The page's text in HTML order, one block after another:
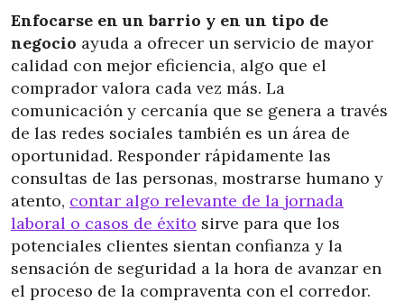
Enfocarse en un barrio y en un tipo de
negocio ayuda a ofrecer un servicio de mayor
calidad con mejor eficiencia, algo que el
comprador valora cada vez más. La
comunicación y cercanía que se genera a través
de las redes sociales también es un área de
oportunidad. Responder rápidamente las
consultas de las personas, mostrarse humano y
atento, contar algo relevante de la jornada
laboral o casos de éxito sirve para que los
potenciales clientes sientan confianza y la
sensación de seguridad a la hora de avanzar en
el proceso de la compraventa con el corredor.